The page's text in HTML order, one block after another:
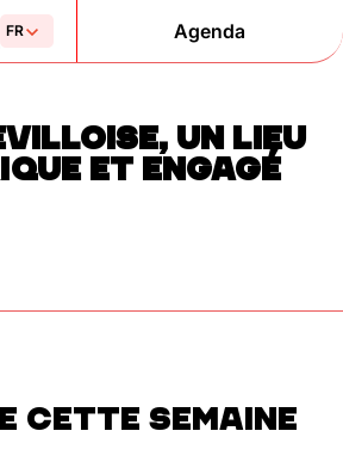
liberté
Agenda
UN LIEU
ET ENGAGÉ
CETTE SEMAINE